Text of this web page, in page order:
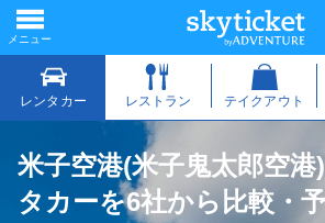
米子空港(米子鬼太郎空
タカーを6社から比較・